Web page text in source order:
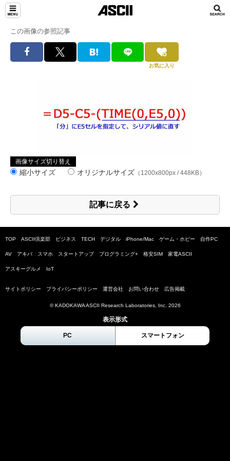
この画像の参照記事
お気に入り
画像サイズ切り替え
縮小サイズ オリジナルサイズ （1200x800px / 448KB）
記事に戻る
TOP ASCII倶楽部 ビジネス TECH デジタル iPhone/Mac ゲーム・ホビー 自作PC
AV アキバ スマホ スタートアップ プログラミング+ 格安SIM 家電ASCII
アスキーグルメ IoT
サイトポリシー プライバシーポリシー 運営会社 お問い合わせ 広告掲載
© KADOKAWA ASCII Research Laboratories, Inc. 2026
表示形式
PC スマートフォン